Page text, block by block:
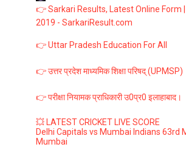
👉 Sarkari Results, Latest Online Form
2019 - SarkariResult.com
👉 Uttar Pradesh Education For All
👉 उत्तर प्रदेश माध्यमिक शिक्षा परिषद् (UPMSP)
👉 परीक्षा नियामक प्राधिकारी उ0प्र0 इलाहाबाद।
💥 LATEST CRICKET LIVE SCORE
Delhi Capitals vs Mumbai Indians 63rd
Mumbai